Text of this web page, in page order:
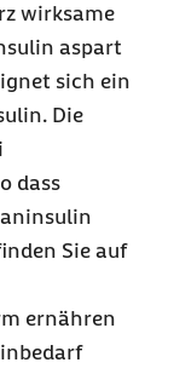
wirksame
aspart
sich ein
Die
dass
Sie auf
ernähren